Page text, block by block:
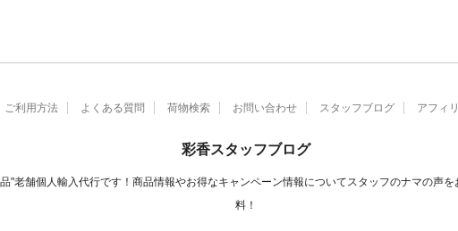
ご利用方法 よくある質問 荷物検索 お問い合わせ スタッフブログ アフィ
彩香スタッフブログ
"老舗個人輸入代行です！商品情報やお得なキャンペーン情報についてスタッフのナマの声
料！